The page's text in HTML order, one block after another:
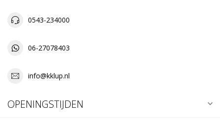
0543-234000
06-27078403
info@kklup.nl
OPENINGSTIJDEN